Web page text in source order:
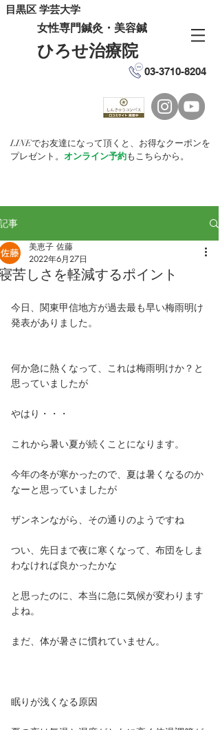
目黒区 学芸大学
女性専門鍼灸・美容鍼
ひろせ治療院
03-3710-8204
LINEでお友達になって頂くと、お得なクーポンを
プレゼント。 オンライン予約もこちらから。
事
苦しさを軽減するポイント
美恵子 佐藤
2022年6月27日
今日、関東甲信地方が過去最も早い梅雨明け
発表がありました。
何か急に熱くなって、これは梅雨明けか？と
思っていましたが
やはり・・・
これから暑い夏が続くことになります。
今年の冬が寒かったので、夏は暑くなるのか
なーと思っていましたが
ザンネンながら、その通りのようですね
つい、先日まで夜に寒くなって、布団をしま
わなければ良かったかな
と思ったのに、本当に急に気候が変わります
よね。
まだ、体が暑さに慣れていません。
眠りが浅くなる原因